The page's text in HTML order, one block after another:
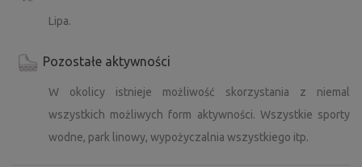
Lipa.
Pozostałe aktywności
W okolicy istnieje możliwość skorzystania z niemal
wszystkich możliwych form aktywności. Wszystkie sporty
wodne, park linowy, wypożyczalnia wszystkiego itp.